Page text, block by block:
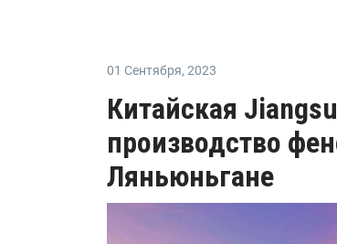
01 Сентября, 2023
Китайская
производство
Ляньюньгане